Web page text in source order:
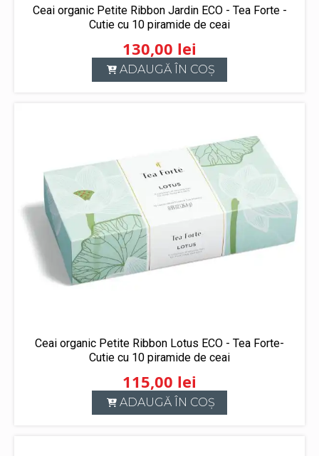
Ceai organic Petite Ribbon Jardin ECO - Tea Forte -
Cutie cu 10 piramide de ceai
130,00 lei
ADAUGĂ ÎN COȘ
Ceai organic Petite Ribbon Lotus ECO - Tea Forte-
Cutie cu 10 piramide de ceai
115,00 lei
ADAUGĂ ÎN COȘ